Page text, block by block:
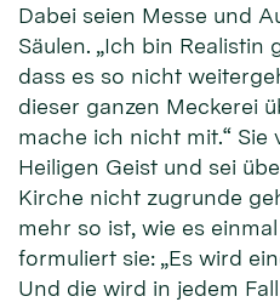
Dabei seien Messe und
Säulen. „Ich bin Realistin
dass es so nicht
dieser ganzen Meckerei
mache ich nicht mit.“ Sie
Heiligen Geist und sei
Kirche nicht zugrunde
mehr so ist, wie es
formuliert sie: „Es wird
Und die wird in jedem